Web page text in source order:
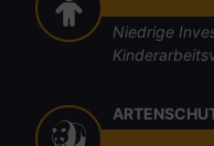
Niedrige